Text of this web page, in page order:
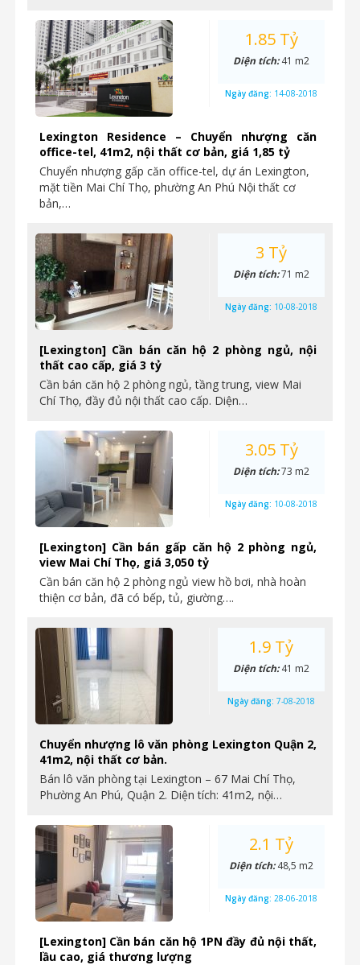
Lexington Residence – Chuyển nhượng căn
office-tel, 41m2, nội thất cơ bản, giá 1,85 tỷ
Chuyển nhượng gấp căn office-tel, dự án Lexington,
mặt tiền Mai Chí Thọ, phường An Phú Nội thất cơ
bản,…
1.85 Tỷ
Diện tích:41 m2
Ngày đăng: 14-08-2018
[Lexington] Cần bán căn hộ 2 phòng ngủ, nội
thất cao cấp, giá 3 tỷ
Cần bán căn hộ 2 phòng ngủ, tầng trung, view Mai
Chí Thọ, đầy đủ nội thất cao cấp. Diện…
3 Tỷ
Diện tích:71 m2
Ngày đăng: 10-08-2018
[Lexington] Cần bán gấp căn hộ 2 phòng ngủ,
view Mai Chí Thọ, giá 3,050 tỷ
Cần bán căn hộ 2 phòng ngủ view hồ bơi, nhà hoàn
thiện cơ bản, đã có bếp, tủ, giường….
3.05 Tỷ
Diện tích:73 m2
Ngày đăng: 10-08-2018
Chuyển nhượng lô văn phòng Lexington Quận 2,
41m2, nội thất cơ bản.
Bán lô văn phòng tại Lexington – 67 Mai Chí Thọ,
Phường An Phú, Quận 2. Diện tích: 41m2, nội…
1.9 Tỷ
Diện tích:41 m2
Ngày đăng: 7-08-2018
[Lexington] Cần bán căn hộ 1PN đầy đủ nội thất,
lầu cao, giá thương lượng
2.1 Tỷ
Diện tích:48,5 m2
Ngày đăng: 28-06-2018